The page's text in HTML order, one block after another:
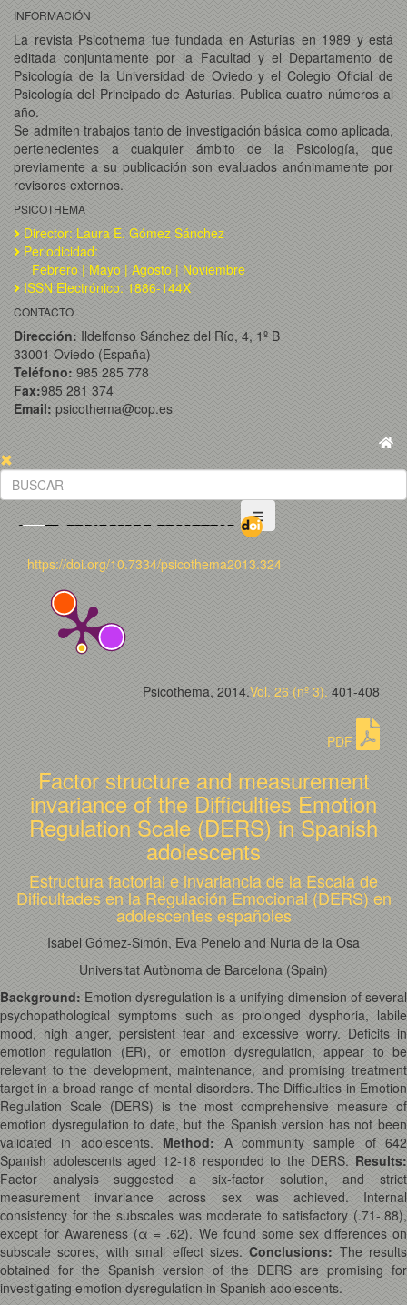
INFORMACIÓN
La revista Psicothema fue fundada en Asturias en 1989 y está
editada conjuntamente por la Facultad y el Departamento de
Psicología de la Universidad de Oviedo y el Colegio Oficial de
Psicología del Principado de Asturias. Publica cuatro números al
año.
Se admiten trabajos tanto de investigación básica como aplicada,
pertenecientes a cualquier ámbito de la Psicología, que
previamente a su publicación son evaluados anónimamente por
revisores externos.
PSICOTHEMA
Director: Laura E. Gómez Sánchez
Periodicidad:
Febrero | Mayo | Agosto | Noviembre
ISSN Electrónico: 1886-144X
CONTACTO
Dirección: Ildelfonso Sánchez del Río, 4, 1º B
33001 Oviedo (España)
Teléfono: 985 285 778
Fax:985 281 374
Email: psicothema@cop.es
https://doi.org/10.7334/psicothema2013.324
Psicothema, 2014.Vol. 26 (nº 3). 401-408
PDF
Factor structure and measurement
invariance of the Difficulties Emotion
Regulation Scale (DERS) in Spanish
adolescents
Estructura factorial e invariancia de la Escala de
Dificultades en la Regulación Emocional (DERS) en
adolescentes españoles
Isabel Gómez-Simón, Eva Penelo and Nuria de la Osa
Universitat Autònoma de Barcelona (Spain)
Background: Emotion dysregulation is a unifying dimension of several
psychopathological symptoms such as prolonged dysphoria, labile
mood, high anger, persistent fear and excessive worry. Deficits in
emotion regulation (ER), or emotion dysregulation, appear to be
relevant to the development, maintenance, and promising treatment
target in a broad range of mental disorders. The Difficulties in Emotion
Regulation Scale (DERS) is the most comprehensive measure of
emotion dysregulation to date, but the Spanish version has not been
validated in adolescents.Method: A community sample of 642
Spanish adolescents aged 12-18 responded to the DERS. Results:
Factor analysis suggested a six-factor solution, and strict
measurement invariance across sex was achieved. Internal
consistency for the subscales was moderate to satisfactory (.71-.88),
except for Awareness (α = .62). We found some sex differences on
subscale scores, with small effect sizes.Conclusions: The results
obtained for the Spanish version of the DERS are promising for
investigating emotion dysregulation in Spanish adolescents.